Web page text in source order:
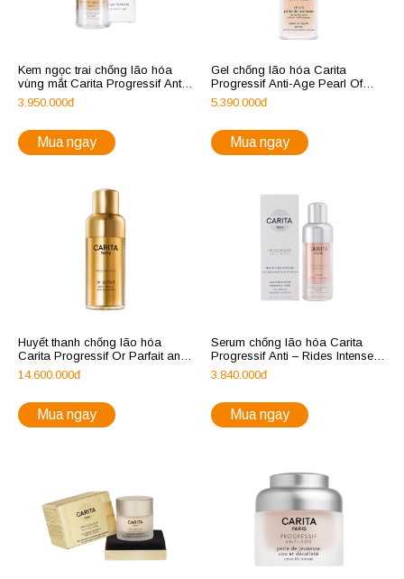
Kem ngọc trai chống lão hóa
vùng mắt Carita Progressif Anti-
Age Pearl Of Youth For Eyes
3.950.000đ
Mua ngay
Gel chống lão hóa Carita
Progressif Anti-Age Pearl Of
Youth Serum
5.390.000đ
Mua ngay
Huyết thanh chống lão hóa
Carita Progressif Or Parfait anti-
age global
14.600.000đ
Mua ngay
Serum chống lão hóa Carita
Progressif Anti – Rides Intense
Smooth Out Serum
3.840.000đ
Mua ngay